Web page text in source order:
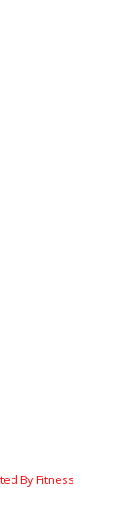
By Fitness